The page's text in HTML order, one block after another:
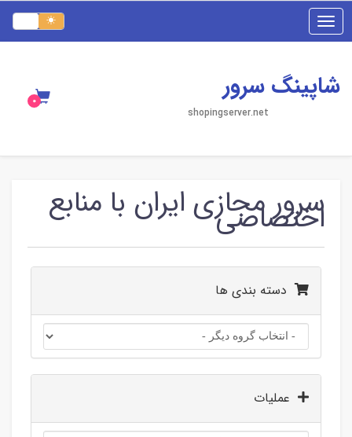
Toggle
navigation
شاپینگ سرور
shopingserver.net
سرور مجازی ایران با منابع
اختصاصی
دسته بندی ها
عملیات